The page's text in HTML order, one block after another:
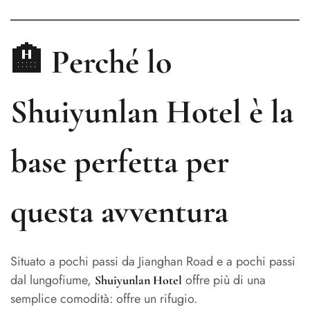
🏨 Perché lo
Shuiyunlan Hotel è la
base perfetta per
questa avventura
Situato a pochi passi da Jianghan Road e a pochi passi
dal lungofiume, Shuiyunlan Hotel offre più di una
semplice comodità: offre un rifugio.